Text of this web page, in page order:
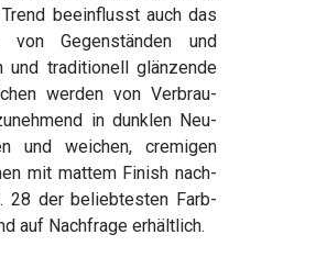
beein­flusst auch das
von Gegen­stän­den und
und tra­di­tio­nell glän­zen­de
wer­den von Ver­brau­
in dunk­len Neu­
und wei­chen, cre­mi­gen
mit mat­tem Finish nach­
28 der belieb­tes­ten Farb­
auf Nach­fra­ge erhältlich.